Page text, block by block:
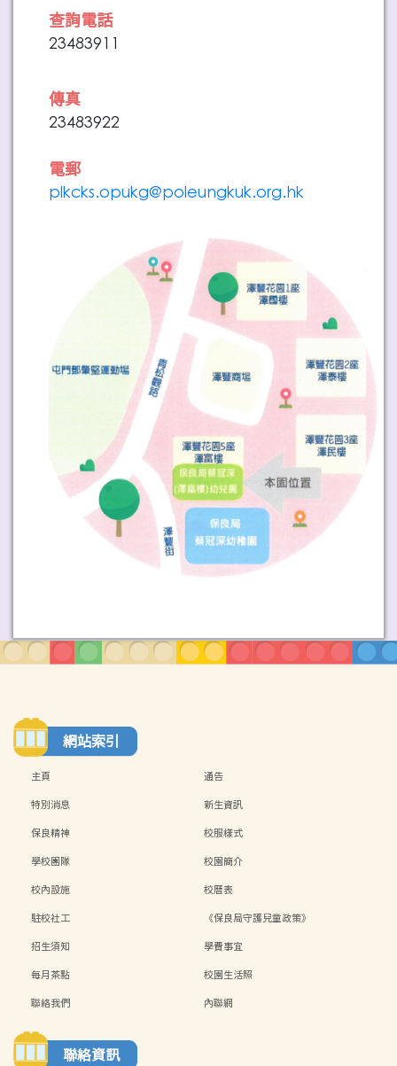
查詢電話
23483911
傳真
23483922
電郵
plkcks.opukg@poleungkuk.org.hk
網站索引
主頁
通告
特別消息
新生資訊
保良精神
校服樣式
學校團隊
校園簡介
校內設施
校曆表
駐校社工
《保良局守護兒童政策》
招生須知
學費事宜
每月茶點
校園生活照
聯絡我們
內聯網
聯絡資訊